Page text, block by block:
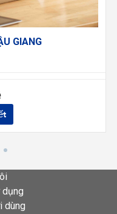
GIANG
dùng